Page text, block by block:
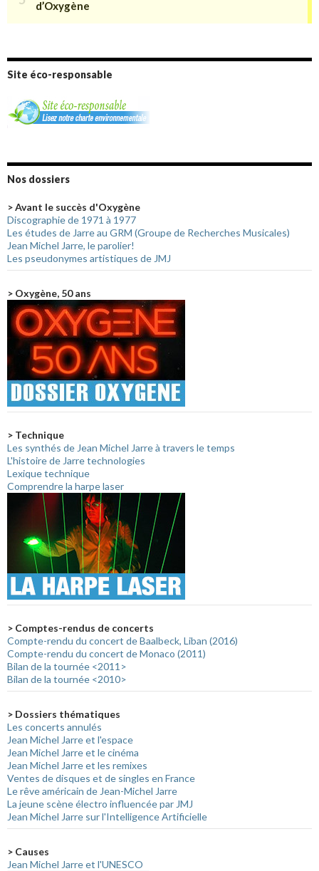
Site éco-responsable
Nos dossiers
> Avant le succès d'Oxygène
Discographie de 1971 à 1977
Les études de Jarre au GRM (Groupe de Recherches Musicales)
Jean Michel Jarre, le parolier!
Les pseudonymes artistiques de JMJ
> Oxygène, 50 ans
> Technique
Les synthés de Jean Michel Jarre à travers le temps
L'histoire de Jarre technologies
Lexique technique
Comprendre la harpe laser
> Comptes-rendus de concerts
Compte-rendu du concert de Baalbeck, Liban (2016)
Compte-rendu du concert de Monaco (2011)
Bilan de la tournée <2011>
Bilan de la tournée <2010>
> Dossiers thématiques
Les concerts annulés
Jean Michel Jarre et l'espace
Jean Michel Jarre et le cinéma
Jean Michel Jarre et les remixes
Ventes de disques et de singles en France
Le rêve américain de Jean-Michel Jarre
La jeune scène électro influencée par JMJ
Jean Michel Jarre sur l'Intelligence Artificielle
> Causes
Jean Michel Jarre et l'UNESCO